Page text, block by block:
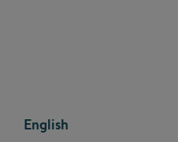
English